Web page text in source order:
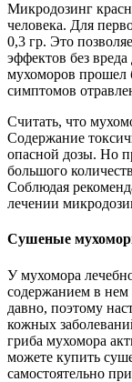
Микродозинг
человека. Для
0,3 гр. Это
эффектов без
мухоморов прошел
симптомов
Считать, что
Содержание
опасной дозы. Но
большого
Соблюдая
лечении
Сушеные
У мухомора
содержанием в нем
давно, поэтому
кожных
гриба мухомора
можете купить
самостоятельно